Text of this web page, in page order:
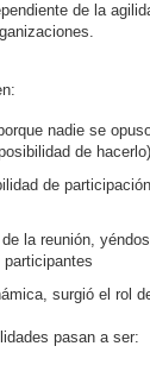
de la
nadie se
de hacerlo)
de
la reunión,
surgió el rol
pasan a ser: